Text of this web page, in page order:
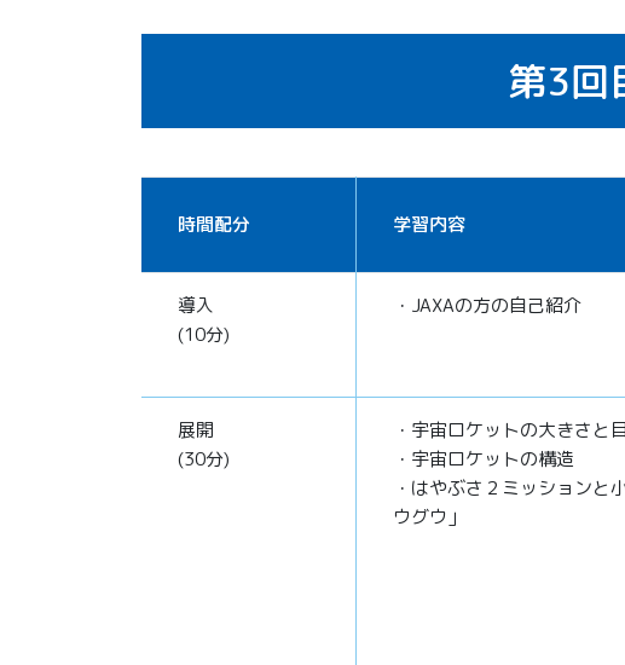
第3回
時間配分 学習内容
導入
(10分)
・JAXAの方の自己紹介
展開
(30分)
・宇宙ロケットの大きさと
・宇宙ロケットの構造
・はやぶさ２ミッションと
ウグウ」